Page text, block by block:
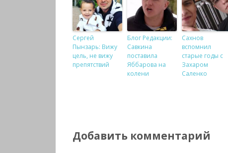
Сергей
Пынзарь: Вижу
цель, не вижу
препятствий
Блог Редакции:
Савкина
поставила
Яббарова на
колени
Сахнов
вспомнил
старые годы с
Захаром
Саленко
Добавить комментарий